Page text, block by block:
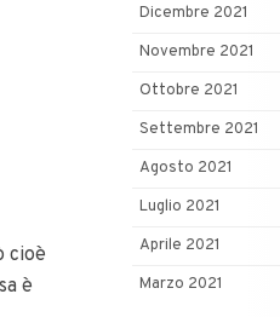
cioè
è
Dicembre 2021
Novembre 2021
Ottobre 2021
Settembre 2021
Agosto 2021
Luglio 2021
Aprile 2021
Marzo 2021